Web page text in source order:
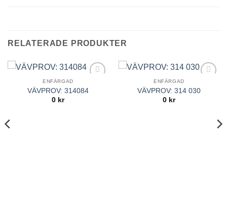
RELATERADE PRODUKTER
Wishlist
ENFÄRGAD
VÄVPROV: 314084
0 kr
Wishlist
ENFÄRGAD
VÄVPROV: 314 030
0 kr